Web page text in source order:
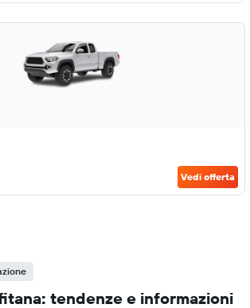
Vedi offerta
tendenze e informazioni